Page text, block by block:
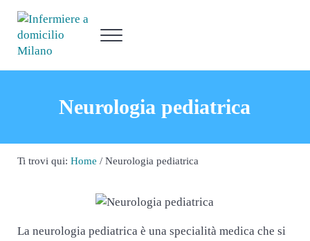
Passa al contenuto principale
Skip to header right navigation
Skip to site footer
Infermiere a domicilio Milano
L'Infermiere a casa tua
Menu
Neurologia pediatrica
Ti trovi qui: Home /Neurologia pediatrica
La neurologia pediatrica è una specialità medica che si